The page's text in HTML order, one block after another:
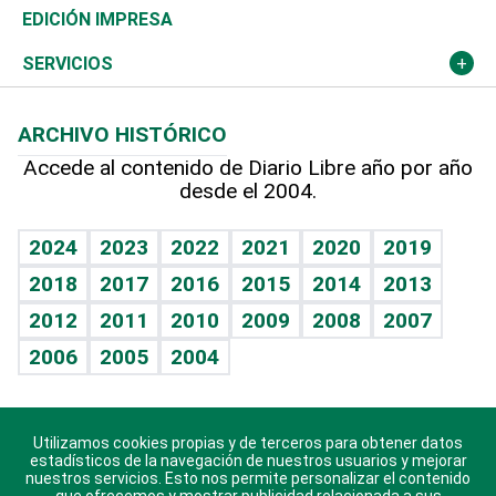
Caribe
Resto del mundo
Global y variable
Economía personal
Novedades
Podcast Arte Libre
Hablando con el pediatra
Vida y familia
Eñe
Celebrando la vida
Sin complejos
En pocas palabras
Escuchando al corazón
Olimpismo
Más deportes
Línea de hit
TBT Deportivo
Noticiero Poteleche
Columnistas
Más firmas
Martes de tecnología
Cambio climático
Deportes
Opinión
Hecho en casa
Guía del dinero
EDICIÓN IMPRESA
SERVICIOS
Cumpleaños
Horóscopos
Crucigramas
ARCHIVO HISTÓRICO
Accede al contenido de Diario Libre año por año
desde el 2004.
2024 2023 2022 2021 2020
2019
2018
2017 2016 2015 2014
2013
2012
2011 2010 2009 2008
2007
2006
2005 2004
Descarga nuestras aplicaciones para Android, iOS y
sistema Huawei.
Utilizamos cookies propias y de terceros para obtener datos
estadísticos de la navegación de nuestros usuarios y mejorar
nuestros servicios. Esto nos permite personalizar el contenido